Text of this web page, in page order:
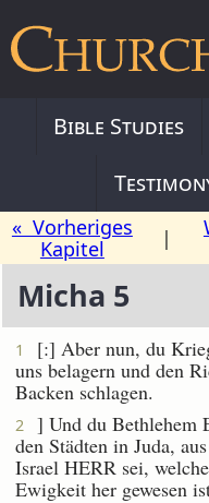
Bible Studies
« Vorheriges
Kapitel
|
Micha 5
1
[:] Aber nun, du
uns belagern und den
Backen schlagen.
2
] Und du Bethlehem
den Städten in Juda,
Israel HERR sei,
Ewigkeit her gewesen